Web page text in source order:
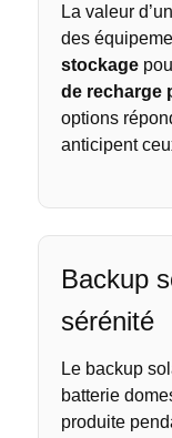
La valeur
des
stockage
de recharge
options
anticipent
Backup
sérénité
Le backup
batterie
produite